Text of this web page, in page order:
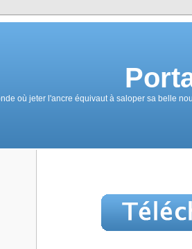
où jeter l'ancre équivaut à saloper sa belle